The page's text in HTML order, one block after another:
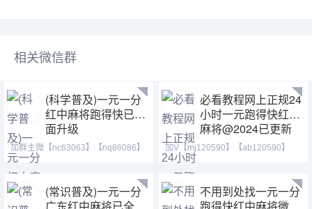
相关微信群
(科学普及)一元一分
红中麻将跑得快已全
面升级
加群主微【nc63063】【nq86086】
安全指数：绿色、真实、
必看教程网上正规24
小时一元跑得快红中
麻将@2024已更新
加V【mj120590】【ab120590】
【tj525555】24小时火爆
(常识普及)一元一分
不用到处找一元一分